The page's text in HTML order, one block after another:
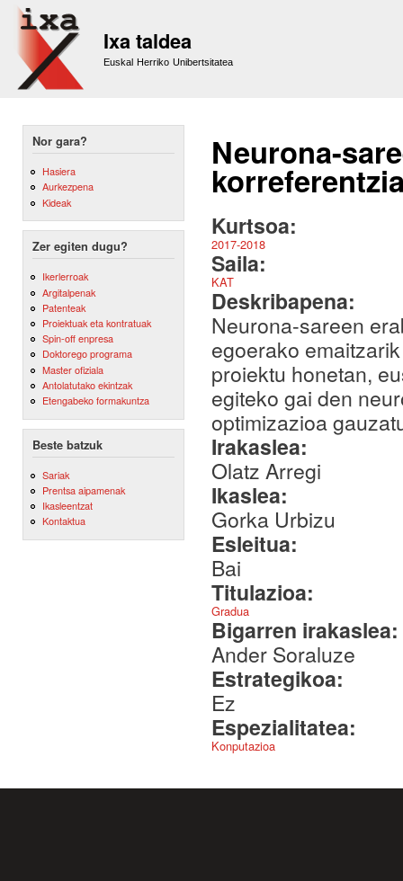
Ixa taldea
Euskal Herriko Unibertsitatea
Nor gara?
Hasiera
Aurkezpena
Kideak
Zer egiten dugu?
Ikerlerroak
Argitalpenak
Patenteak
Proiektuak eta kontratuak
Spin-off enpresa
Doktorego programa
Master ofiziala
Antolatutako ekintzak
Etengabeko formakuntza
Beste batzuk
Sariak
Prentsa aipamenak
Ikasleentzat
Kontaktua
Neurona-
Kurtsoa:
2017-2018
Saila:
KAT
Deskribapena:
Neurona-sareen
egoerako
proiektu honetan,
egiteko gai den
optimizazioa
Irakaslea:
Olatz Arregi
Ikaslea:
Gorka Urbizu
Esleitua:
Bai
Titulazioa:
Gradua
Bigarren irakaslea:
Ander Soraluze
Estrategikoa:
Ez
Espezialitatea:
Konputazioa